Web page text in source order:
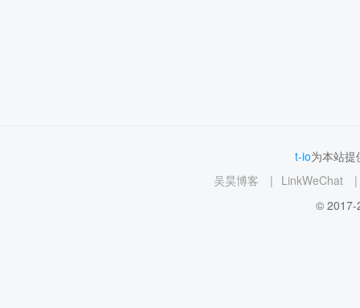
t-io为本站
吴昊博客
| LinkWeChat
|
© 2017-